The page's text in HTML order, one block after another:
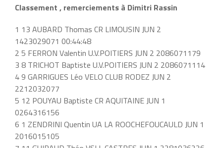
Classement , remerciements à Dimitri Rassin
1 13 AUBARD Thomas CR LIMOUSIN JUN 2
1423029071 00:44:48
2 5 FERRON Valentin U.V.POITIERS JUN 2 2086071179
3 8 TRICHOT Baptiste U.V.POITIERS JUN 2 2086071114
4 9 GARRIGUES Léo VELO CLUB RODEZ JUN 2
2212032077
5 12 POUYAU Baptiste CR AQUITAINE JUN 1
0264316156
6 1 ZENDRINI Quentin UA LA ROOCHEFOUCAULD JUN 1
2016015105